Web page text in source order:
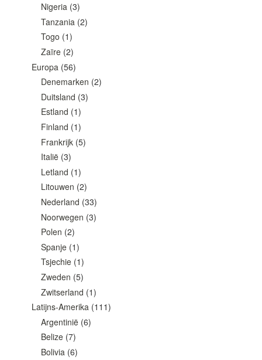
Nigeria (3)
Tanzania (2)
Togo (1)
Zaïre (2)
Europa (56)
Denemarken (2)
Duitsland (3)
Estland (1)
Finland (1)
Frankrijk (5)
Italië (3)
Letland (1)
Litouwen (2)
Nederland (33)
Noorwegen (3)
Polen (2)
Spanje (1)
Tsjechie (1)
Zweden (5)
Zwitserland (1)
Latijns-Amerika(111)
Argentinië (6)
Belize (7)
Bolivia (6)